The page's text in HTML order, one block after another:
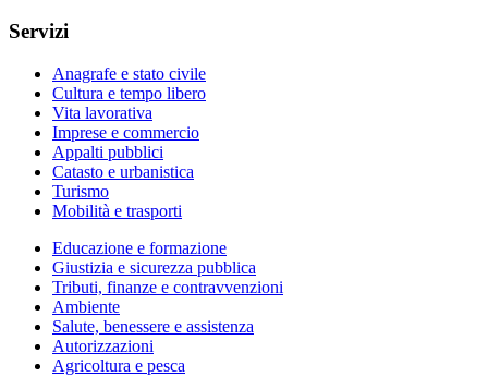
Servizi
Anagrafe e stato civile
Cultura e tempo libero
Vita lavorativa
Imprese e commercio
Appalti pubblici
Catasto e urbanistica
Turismo
Mobilità e trasporti
Educazione e formazione
Giustizia e sicurezza pubblica
Tributi, finanze e contravvenzioni
Ambiente
Salute, benessere e assistenza
Autorizzazioni
Agricoltura e pesca